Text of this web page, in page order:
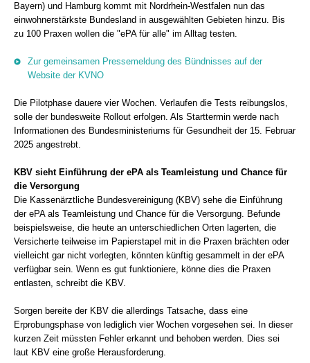
Bayern) und Hamburg kommt mit Nordrhein-Westfalen nun das
einwohnerstärkste Bundesland in ausgewählten Gebieten hinzu. Bis
zu 100 Praxen wollen die "ePA für alle" im Alltag testen.
Zur gemeinsamen Pressemeldung des Bündnisses auf der
Website der KVNO
Die Pilotphase dauere vier Wochen. Verlaufen die Tests reibungslos,
solle der bundesweite Rollout erfolgen. Als Starttermin werde nach
Informationen des Bundesministeriums für Gesundheit der 15. Februar
2025 angestrebt.
KBV sieht Einführung der ePA als Teamleistung und Chance für
die Versorgung
Die Kassenärztliche Bundesvereinigung (KBV) sehe die Einführung
der ePA als Teamleistung und Chance für die Versorgung. Befunde
beispielsweise, die heute an unterschiedlichen Orten lagerten, die
Versicherte teilweise im Papierstapel mit in die Praxen brächten oder
vielleicht gar nicht vorlegten, könnten künftig gesammelt in der ePA
verfügbar sein. Wenn es gut funktioniere, könne dies die Praxen
entlasten, schreibt die KBV.
Sorgen bereite der KBV die allerdings Tatsache, dass eine
Erprobungsphase von lediglich vier Wochen vorgesehen sei. In dieser
kurzen Zeit müssten Fehler erkannt und behoben werden. Dies sei
laut KBV eine große Herausforderung.